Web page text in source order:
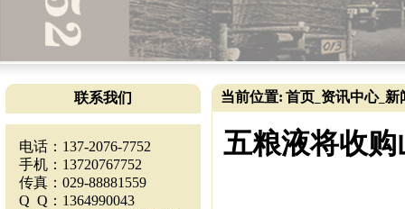
联系我们
电话：137-2076-7752
手机：13720767752
传真：029-88881559
Q Q：1364990043
当前位置: 首页 资讯中心_ 新
五粮液将收